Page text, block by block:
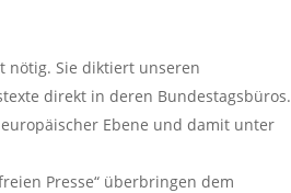
nötig. Sie diktiert unseren
direkt in deren Bundestagsbüros.
Ebene und damit unter
Presse“ überbringen dem